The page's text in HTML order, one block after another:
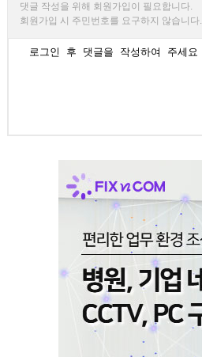
댓글 작성을 위해 회원가입이 필요합니다.
회원가입 시 주민번호를 요구하지 않습니다.